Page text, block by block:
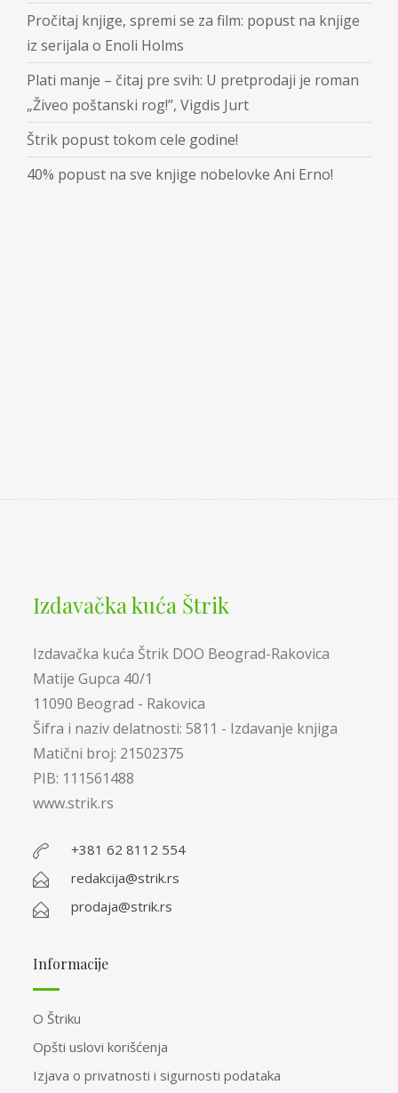
Pročitaj knjige, spremi se za film: popust na knjige
iz serijala o Enoli Holms
Plati manje – čitaj pre svih: U pretprodaji je roman
„Živeo poštanski rog!”, Vigdis Jurt
Štrik popust tokom cele godine!
40% popust na sve knjige nobelovke Ani Erno!
Izdavačka kuća Štrik
Izdavačka kuća Štrik DOO Beograd-Rakovica
Matije Gupca 40/1
11090 Beograd - Rakovica
Šifra i naziv delatnosti: 5811 - Izdavanje knjiga
Matični broj: 21502375
PIB: 111561488
www.strik.rs
+381 62 8112 554
redakcija@strik.rs
prodaja@strik.rs
Informacije
O Štriku
Opšti uslovi korišćenja
Izjava o privatnosti i sigurnosti podataka